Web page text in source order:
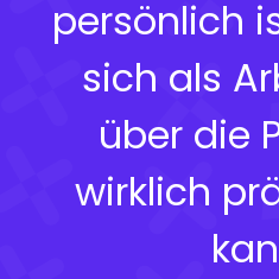
persönlich
sich als
über die
wirklich